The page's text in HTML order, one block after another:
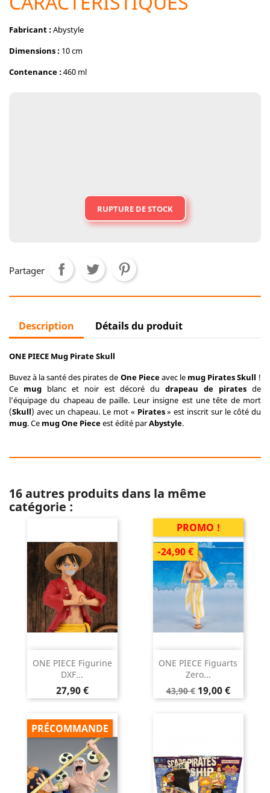
Fabricant :Abystyle
Dimensions : 10 cm
Contenance :460 ml
RUPTURE DE STOCK
Partager
Description Détails du produit
ONE PIECE Mug Pirate Skull
Buvez à la santé des pirates de One Pieceavec le mug Pirates Skull !
Ce mugblanc et noir est décoré dudrapeau de pirates de
l’équipage du chapeau de paille. Leur insigne est une tête de mort
(Skull) avec un chapeau. Le mot « Pirates» est inscrit sur le côté du
mug. Ce mug One Pieceest édité parAbystyle.
16 autres produits dans la même
catégorie :
ONE PIECE Figurine
DXF...
Prix
27,90 €
ONE PIECE Figuarts
Zero...
Prix
de
43,90 € Prix
19,00 €
PROMO !
-24,90 €
PRÉCOMMANDE